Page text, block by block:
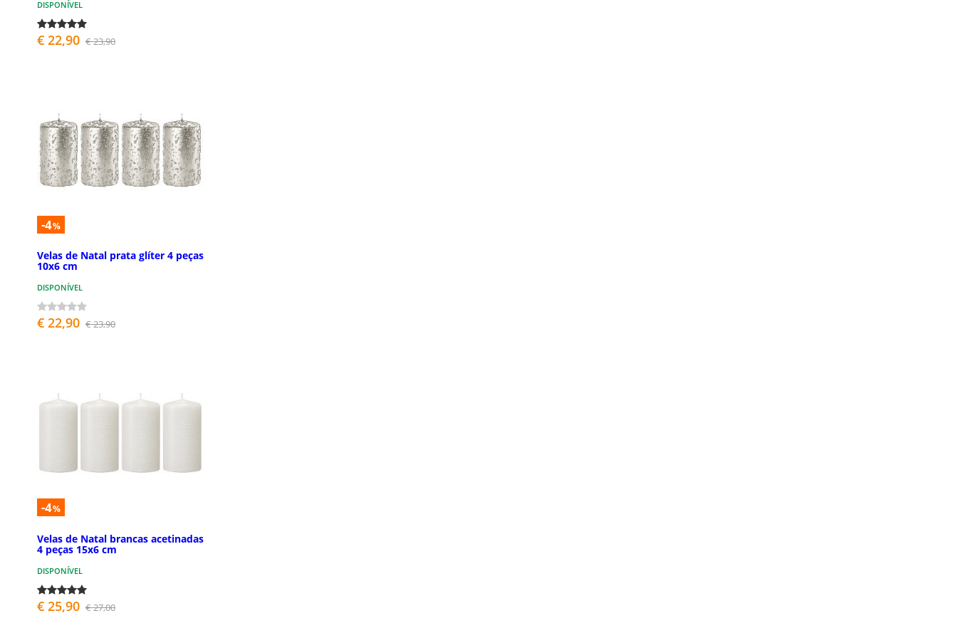
DISPONÍVEL
€ 22,90 € 23,90
-4%
Velas de Natal prata glíter 4 peças
10x6 cm
DISPONÍVEL
€ 22,90 € 23,90
-4%
Velas de Natal brancas acetinadas
4 peças 15x6 cm
DISPONÍVEL
€ 25,90 € 27,00